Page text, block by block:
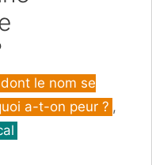
le nom se
a-t-on peur ? ,